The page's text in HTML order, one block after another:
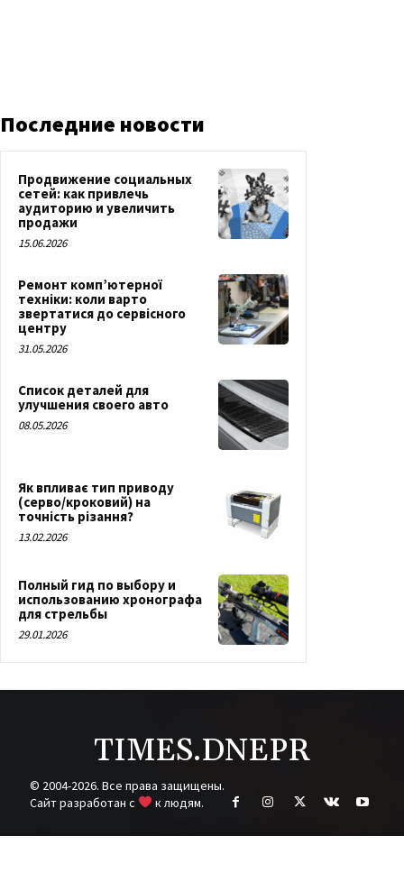
Последние новости
Продвижение социальных
сетей: как привлечь
аудиторию и увеличить
продажи
15.06.2026
Ремонт комп’ютерної
техніки: коли варто
звертатися до сервісного
центру
31.05.2026
Список деталей для
улучшения своего авто
08.05.2026
Як впливає тип приводу
(серво/кроковий) на
точність різання?
13.02.2026
Полный гид по выбору и
использованию хронографа
для стрельбы
29.01.2026
TIMES.DNEPR
© 2004-2026. Все права защищены.
Cайт разработан с
к людям.